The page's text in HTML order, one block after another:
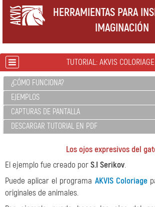
HERRAMIENTAS PARA
IMAGINACIÓN
TUTORIAL: AKVIS
¿CÓMO FUNCIONA?
EJEMPLOS
CAPTURAS DE PANTALLA
DESCARGAR TUTORIAL EN PDF
Los ojos expresivos del
El ejemplo fue creado porS.I Serikov.
Puede aplicar el programa AKVIS Coloriage
originales de animales.